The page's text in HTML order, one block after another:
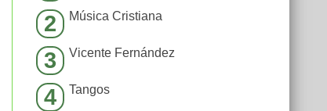
2 Música Cristiana
3 Vicente Fernández
4 Tangos